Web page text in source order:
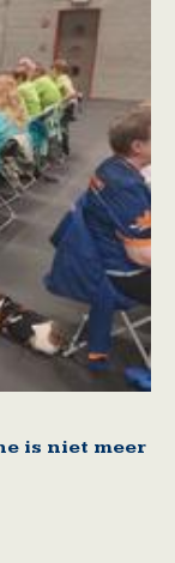
is niet meer